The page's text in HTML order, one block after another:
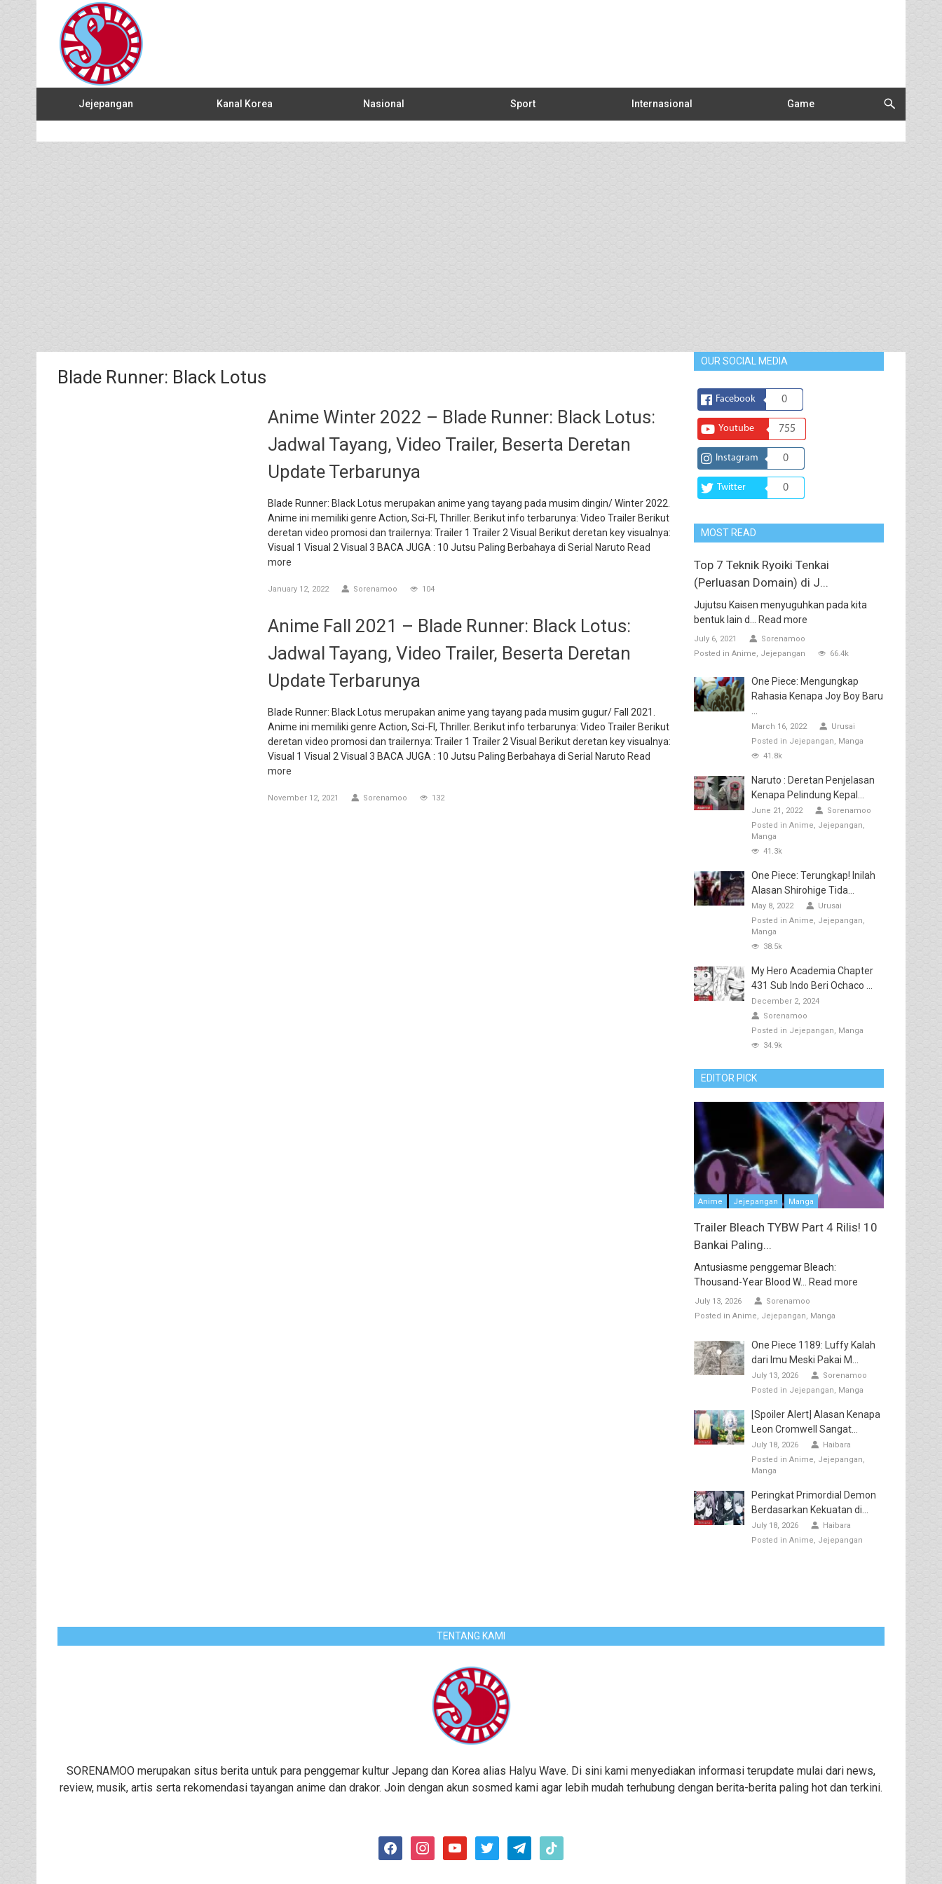
Jejepangan Kanal Korea Nasional Sport Internasional Game
Blade Runner: Black Lotus
Anime Winter 2022 – Blade Runner: Black Lotus:
Jadwal Tayang, Video Trailer, Beserta Deretan
Update Terbarunya
Blade Runner: Black Lotus merupakan anime yang tayang pada musim dingin/ Winter 2022.
Anime ini memiliki genre Action, Sci-FI, Thriller. Berikut info terbarunya: Video Trailer Berikut
deretan video promosi dan trailernya: Trailer 1 Trailer 2 Visual Berikut deretan key visualnya:
Visual 1 Visual 2 Visual 3 BACA JUGA : 10 Jutsu Paling Berbahaya di Serial Naruto Read
more
January 12, 2022 Sorenamoo 104
Anime Fall 2021 – Blade Runner: Black Lotus:
Jadwal Tayang, Video Trailer, Beserta Deretan
Update Terbarunya
Blade Runner: Black Lotus merupakan anime yang tayang pada musim gugur/ Fall 2021.
Anime ini memiliki genre Action, Sci-FI, Thriller. Berikut info terbarunya: Video Trailer Berikut
deretan video promosi dan trailernya: Trailer 1 Trailer 2 Visual Berikut deretan key visualnya:
Visual 1 Visual 2 Visual 3 BACA JUGA : 10 Jutsu Paling Berbahaya di Serial Naruto Read
more
November 12, 2021 Sorenamoo 132
OUR SOCIAL MEDIA
Facebook 0
Youtube 755
Instagram 0
Twitter 0
MOST READ
Top 7 Teknik Ryoiki Tenkai
(Perluasan Domain) di J...
Jujutsu Kaisen menyuguhkan pada kita
bentuk lain d...
Read more
July 6, 2021
Sorenamoo
Posted in Anime Jejepangan 66.4k
One Piece: Mengungkap
Rahasia Kenapa Joy Boy Baru
March 16, 2022
Urusai
Posted in Jejepangan
Manga
41.8k
Naruto : Deretan Penjelasan
Kenapa Pelindung Kepal...
June 21, 2022
Sorenamoo
Posted in Anime
Jejepangan
Manga
41.3k
One Piece: Terungkap! Inilah
Alasan Shirohige Tida...
May 8, 2022
Urusai
Posted in Anime
Jejepangan
Manga
38.5k
My Hero Academia Chapter
431 Sub Indo Beri Ochaco ...
December 2, 2024
Sorenamoo
Posted in Jejepangan
Manga
34.9k
EDITOR PICK
Anime Jejepangan Manga
Trailer Bleach TYBW Part 4 Rilis! 10
Bankai Paling...
Antusiasme penggemar Bleach:
Thousand-Year Blood W...
Read more
July 13, 2026
Sorenamoo
Posted in Anime Jejepangan Manga
One Piece 1189: Luffy Kalah
dari Imu Meski Pakai M...
July 13, 2026
Sorenamoo
Posted in Jejepangan Manga
[Spoiler Alert] Alasan Kenapa
Leon Cromwell Sangat...
July 18, 2026
Haibara
Posted in Anime
Jejepangan
Manga
Peringkat Primordial Demon
Berdasarkan Kekuatan di...
July 18, 2026
Haibara
Posted in Anime Jejepangan
TENTANG KAMI
SORENAMOO merupakan situs berita untuk para penggemar kultur Jepang dan Korea alias Halyu Wave. Di sini kami menyediakan informasi terupdate mulai dari news,
review, musik, artis serta rekomendasi tayangan anime dan drakor. Join dengan akun sosmed kami agar lebih mudah terhubung dengan berita-berita paling hot dan terkini.
facebookinstagramyoutubetwitter telegramtiktok